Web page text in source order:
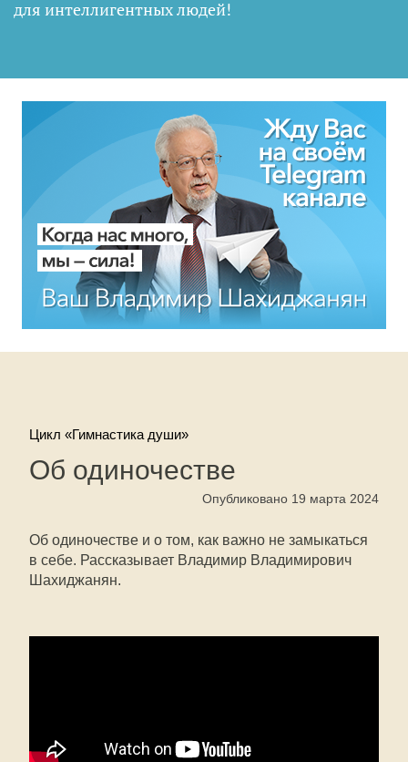
для интеллигентных людей!
Цикл «Гимнастика души»
Об одиночестве
Опубликовано 19 марта 2024
Об одиночестве и о том, как важно не замыкаться
в себе. Рассказывает Владимир Владимирович
Шахиджанян.